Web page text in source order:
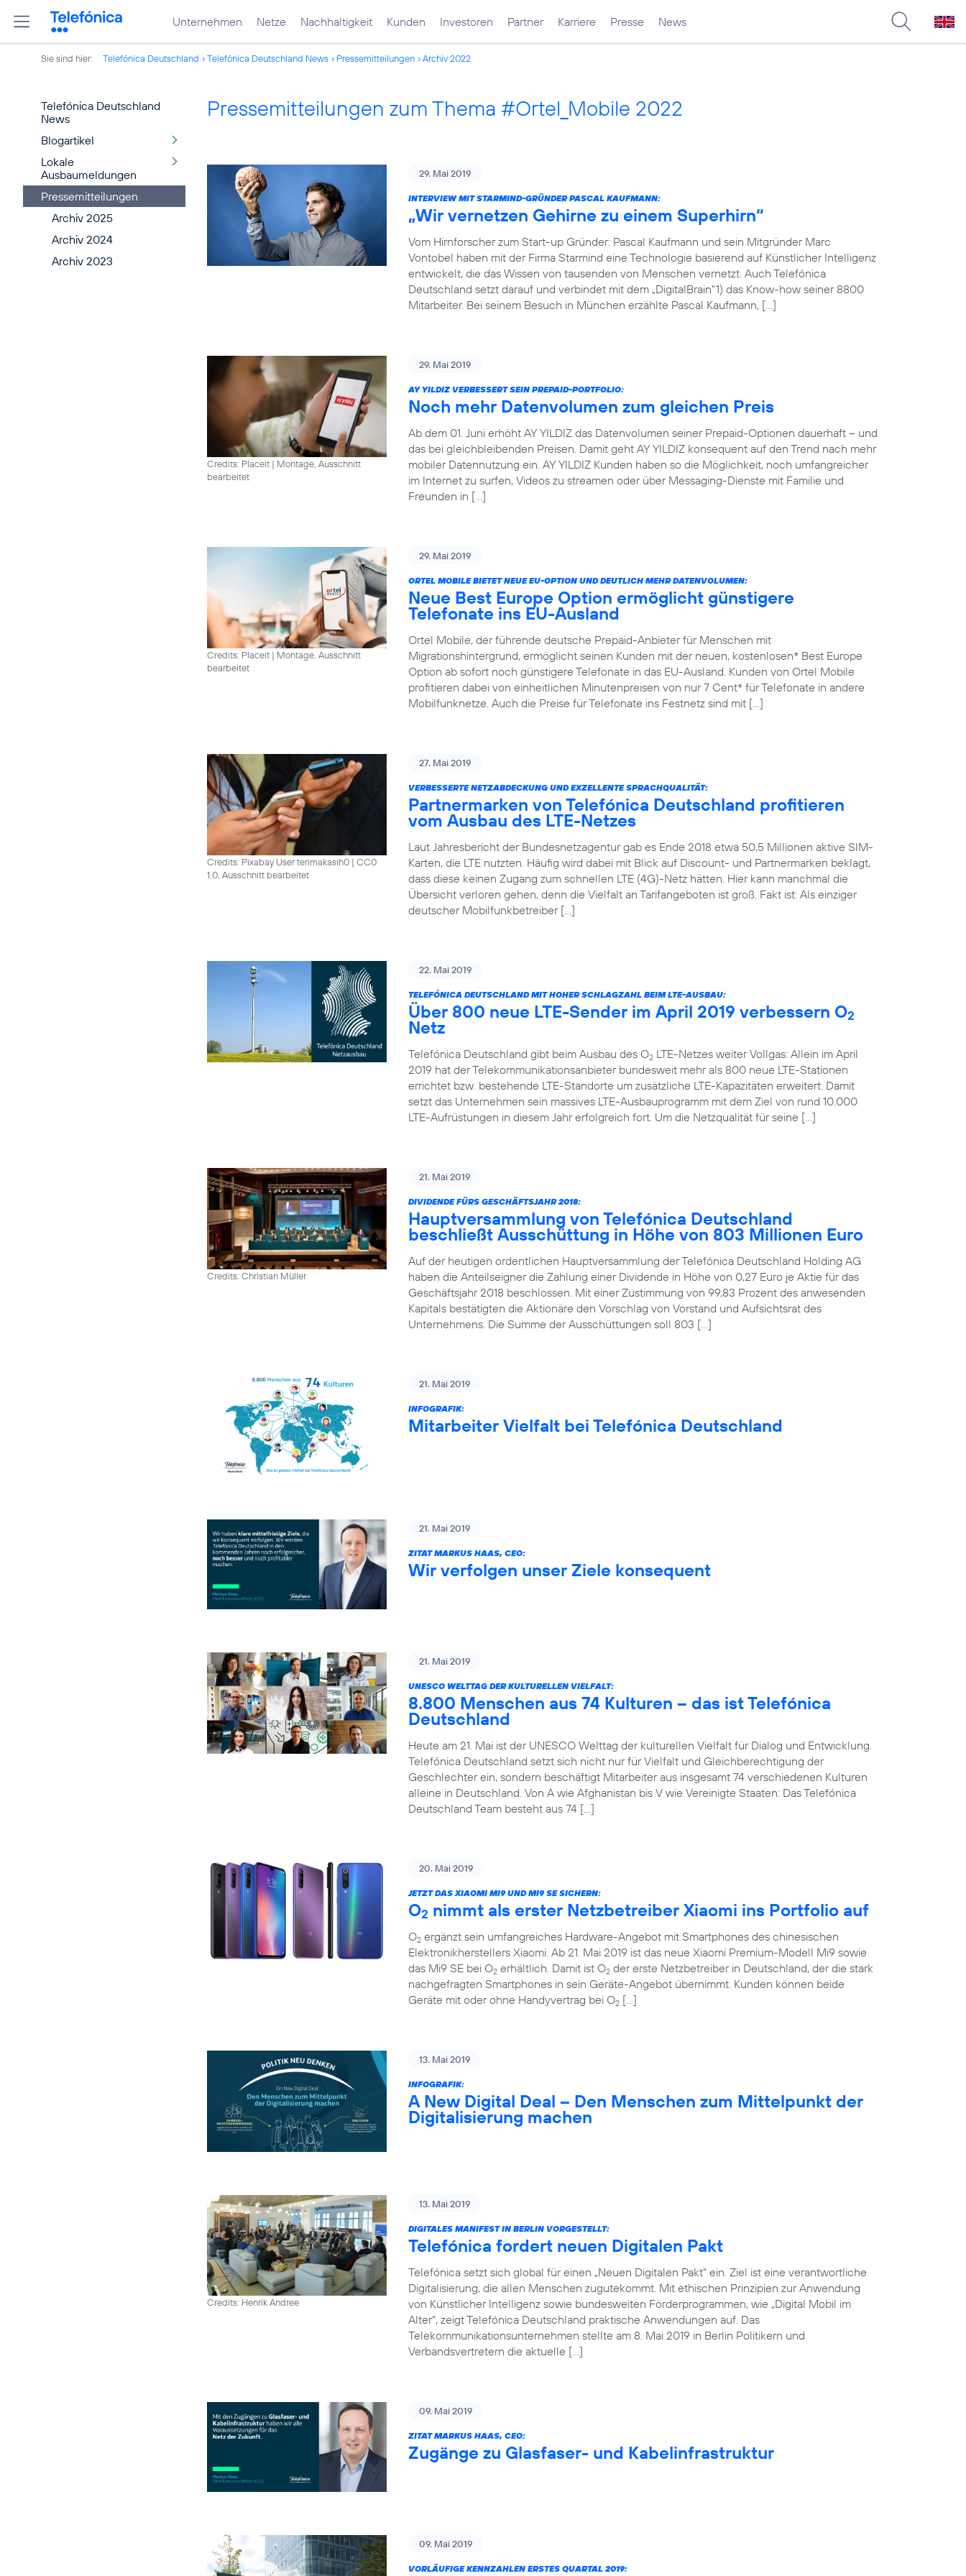
Unternehmen Netze Nachhaltigkeit Kunden Investoren Partner Karriere Presse News
Sie sind hier: Telefónica Deutschland Telefónica Deutschland News Pressemitteilungen Archiv 2022
Telefónica Deutschland
News
Blogartikel
Lokale
Ausbaumeldungen
Pressemitteilungen
Archiv 2025
Archiv 2024
Archiv 2023
Pressemitteilungen zum Thema #Ortel_Mobile 2022
29. Mai 2019
INTERVIEW MIT STARMIND-GRÜNDER PASCAL KAUFMANN:
„Wir vernetzen Gehirne zu einem Superhirn“
Vom Hirnforscher zum Start-up Gründer: Pascal Kaufmann und sein Mitgründer Marc
Vontobel haben mit der Firma Starmind eine Technologie basierend auf Künstlicher Intelligenz
entwickelt, die das Wissen von tausenden von Menschen vernetzt. Auch Telefónica
Deutschland setzt darauf und verbindet mit dem „DigitalBrain“1) das Know-how seiner 8800
Mitarbeiter. Bei seinem Besuch in München erzählte Pascal Kaufmann, […]
Credits: Placeit | Montage, Ausschnitt
bearbeitet
29. Mai 2019
AY YILDIZ VERBESSERT SEIN PREPAID-PORTFOLIO:
Noch mehr Datenvolumen zum gleichen Preis
Ab dem 01. Juni erhöht AY YILDIZ das Datenvolumen seiner Prepaid-Optionen dauerhaft – und
das bei gleichbleibenden Preisen. Damit geht AY YILDIZ konsequent auf den Trend nach mehr
mobiler Datennutzung ein. AY YILDIZ Kunden haben so die Möglichkeit, noch umfangreicher
im Internet zu surfen, Videos zu streamen oder über Messaging-Dienste mit Familie und
Freunden in […]
Credits: Placeit | Montage, Ausschnitt
bearbeitet
29. Mai 2019
ORTEL MOBILE BIETET NEUE EU-OPTION UND DEUTLICH MEHR DATENVOLUMEN:
Neue Best Europe Option ermöglicht günstigere
Telefonate ins EU-Ausland
Ortel Mobile, der führende deutsche Prepaid-Anbieter für Menschen mit
Migrationshintergrund, ermöglicht seinen Kunden mit der neuen, kostenlosen* Best Europe
Option ab sofort noch günstigere Telefonate in das EU-Ausland. Kunden von Ortel Mobile
profitieren dabei von einheitlichen Minutenpreisen von nur 7 Cent* für Telefonate in andere
Mobilfunknetze. Auch die Preise für Telefonate ins Festnetz sind mit […]
Credits: Pixabay User terimakasih0 | CC0
1.0, Ausschnitt bearbeitet
27. Mai 2019
VERBESSERTE NETZABDECKUNG UND EXZELLENTE SPRACHQUALITÄT:
Partnermarken von Telefónica Deutschland profitieren
vom Ausbau des LTE-Netzes
Laut Jahresbericht der Bundesnetzagentur gab es Ende 2018 etwa 50,5 Millionen aktive SIM-
Karten, die LTE nutzten. Häufig wird dabei mit Blick auf Discount- und Partnermarken beklagt,
dass diese keinen Zugang zum schnellen LTE (4G)-Netz hätten. Hier kann manchmal die
Übersicht verloren gehen, denn die Vielfalt an Tarifangeboten ist groß. Fakt ist: Als einziger
deutscher Mobilfunkbetreiber […]
22. Mai 2019
TELEFÓNICA DEUTSCHLAND MIT HOHER SCHLAGZAHL BEIM LTE-AUSBAU:
Über 800 neue LTE-Sender im April 2019 verbessern O2
Netz
Telefónica Deutschland gibt beim Ausbau des O2 LTE-Netzes weiter Vollgas: Allein im April
2019 hat der Telekommunikationsanbieter bundesweit mehr als 800 neue LTE-Stationen
errichtet bzw. bestehende LTE-Standorte um zusätzliche LTE-Kapazitäten erweitert. Damit
setzt das Unternehmen sein massives LTE-Ausbauprogramm mit dem Ziel von rund 10.000
LTE-Aufrüstungen in diesem Jahr erfolgreich fort. Um die Netzqualität für seine […]
Credits: Christian Müller
21. Mai 2019
DIVIDENDE FÜRS GESCHÄFTSJAHR 2018:
Hauptversammlung von Telefónica Deutschland
beschließt Ausschüttung in Höhe von 803 Millionen Euro
Auf der heutigen ordentlichen Hauptversammlung der Telefónica Deutschland Holding AG
haben die Anteilseigner die Zahlung einer Dividende in Höhe von 0,27 Euro je Aktie für das
Geschäftsjahr 2018 beschlossen. Mit einer Zustimmung von 99,83 Prozent des anwesenden
Kapitals bestätigten die Aktionäre den Vorschlag von Vorstand und Aufsichtsrat des
Unternehmens. Die Summe der Ausschüttungen soll 803 […]
21. Mai 2019
INFOGRAFIK:
Mitarbeiter Vielfalt bei Telefónica Deutschland
21. Mai 2019
ZITAT MARKUS HAAS, CEO:
Wir verfolgen unser Ziele konsequent
21. Mai 2019
UNESCO WELTTAG DER KULTURELLEN VIELFALT:
8.800 Menschen aus 74 Kulturen – das ist Telefónica
Deutschland
Heute am 21. Mai ist der UNESCO Welttag der kulturellen Vielfalt für Dialog und Entwicklung.
Telefónica Deutschland setzt sich nicht nur für Vielfalt und Gleichberechtigung der
Geschlechter ein, sondern beschäftigt Mitarbeiter aus insgesamt 74 verschiedenen Kulturen
alleine in Deutschland. Von A wie Afghanistan bis V wie Vereinigte Staaten: Das Telefónica
Deutschland Team besteht aus 74 […]
20. Mai 2019
JETZT DAS XIAOMI MI9 UND MI9 SE SICHERN:
O2 nimmt als erster Netzbetreiber Xiaomi ins Portfolio auf
O2 ergänzt sein umfangreiches Hardware-Angebot mit Smartphones des chinesischen
Elektronikherstellers Xiaomi. Ab 21. Mai 2019 ist das neue Xiaomi Premium-Modell Mi9 sowie
das Mi9 SE bei O2 erhältlich. Damit ist O2 der erste Netzbetreiber in Deutschland, der die stark
nachgefragten Smartphones in sein Geräte-Angebot übernimmt. Kunden können beide
Geräte mit oder ohne Handyvertrag bei O2 […]
13. Mai 2019
INFOGRAFIK:
A New Digital Deal – Den Menschen zum Mittelpunkt der
Digitalisierung machen
Credits: Henrik Andree
13. Mai 2019
DIGITALES MANIFEST IN BERLIN VORGESTELLT:
Telefónica fordert neuen Digitalen Pakt
Telefónica setzt sich global für einen „Neuen Digitalen Pakt“ ein. Ziel ist eine verantwortliche
Digitalisierung, die allen Menschen zugutekommt. Mit ethischen Prinzipien zur Anwendung
von Künstlicher Intelligenz sowie bundesweiten Förderprogrammen, wie „Digital Mobil im
Alter“, zeigt Telefónica Deutschland praktische Anwendungen auf. Das
Telekommunikationsunternehmen stellte am 8. Mai 2019 in Berlin Politikern und
Verbandsvertretern die aktuelle […]
09. Mai 2019
ZITAT MARKUS HAAS, CEO:
Zugänge zu Glasfaser- und Kabelinfrastruktur
09. Mai 2019
VORLÄUFIGE KENNZAHLEN ERSTES QUARTAL 2019: